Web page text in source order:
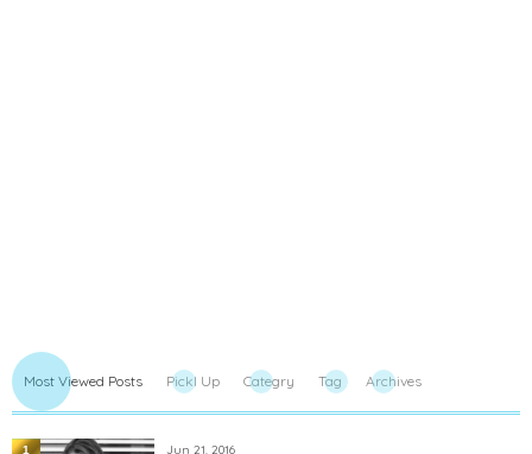
Most Viewed Posts PickI Up Categry Tag Archives
Jun 21, 2016
1